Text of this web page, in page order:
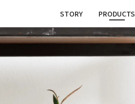
STORY PRODUCTS